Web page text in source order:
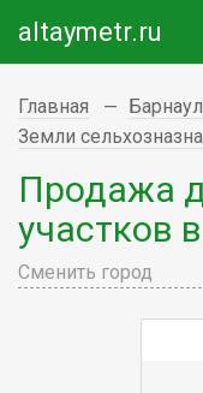
altaymetr.ru
Главная
Земли
Продажа
участков
Сменить город